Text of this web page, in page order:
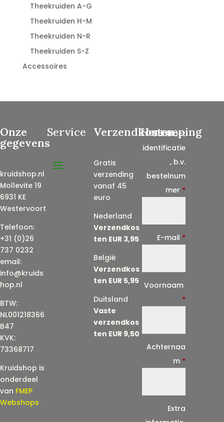
Theekruiden A-G
Theekruiden H-M
Theekruiden N-R
Theekruiden S-Z
Accessoires
Onze
gegevens
kruidshop.nl
Mollevite 19
6931 KE
Westervoort
Telefoon:
+31 (0)26
737 0232
email:
info@kruids
hop.nl
BTW:
NL001218366
B47
KVK:
73368717
Kruidshop is
onderdeel
van FMEP
Webshops
Service Verzendkosten
Gratis
verzending
vanaf 45
euro
Nederland
Verzendkos
ten EUR 3,95
België
Verzendkos
ten EUR 5,95
Duitsland
Vaste
verzendkos
ten EUR 9,50
Herroeping
Contract
identificatie
, b.v.
bestelnum
mer *
E-mail *
Voornaam
*
Achternaa
m *
Extra